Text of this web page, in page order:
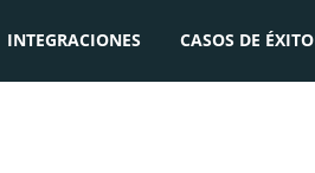
INTEGRACIONES CASOS DE ÉXITO